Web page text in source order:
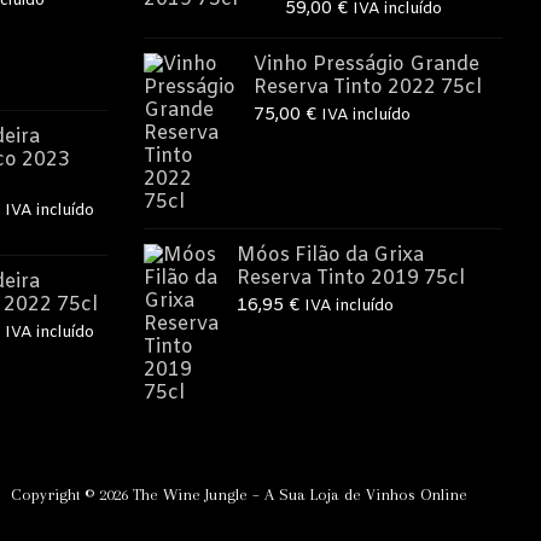
2023
O
atual
é:
12,50 €.
IVA incluído
2022 75cl
OIVA incluído
5.00de 5
59,00 € IVA incluído
Vinho Presságio Grande
Reserva Tinto 2022 75cl
75,00 € IVA incluído
Móos Filão da Grixa
Reserva Tinto 2019 75cl
16,95 € IVA incluído
Copyright © 2026 The Wine Jungle – A Sua Loja de Vinhos Online